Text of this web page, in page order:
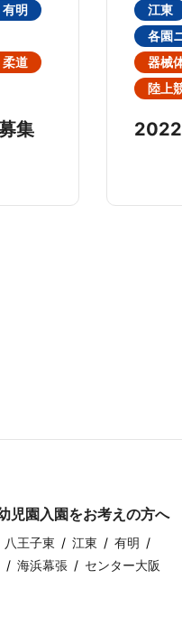
有明
柔道
集
江東
各園
器械
陸上
児園入園をお考えの方へ
八王子東 江東
有明
海浜幕張 センター大阪